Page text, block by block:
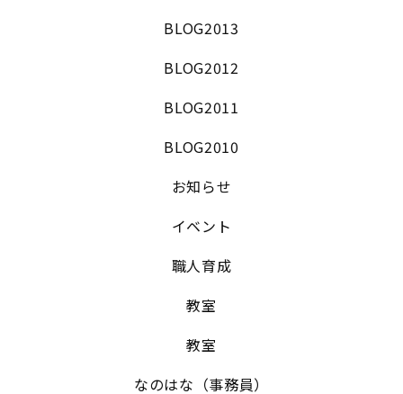
BLOG2013
BLOG2012
BLOG2011
BLOG2010
お知らせ
イベント
職人育成
教室
教室
なのはな（事務員）